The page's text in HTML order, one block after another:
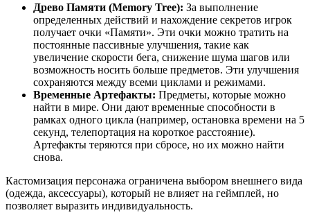
Древо Памяти (Memory Tree): За выполнение
определенных действий и нахождение секретов игрок
получает очки «Памяти». Эти очки можно тратить на
постоянные пассивные улучшения, такие как
увеличение скорости бега, снижение шума шагов или
возможность носить больше предметов. Эти улучшения
сохраняются между всеми циклами и режимами.
Временные Артефакты: Предметы, которые можно
найти в мире. Они дают временные способности в
рамках одного цикла (например, остановка времени на 5
секунд, телепортация на короткое расстояние).
Артефакты теряются при сбросе, но их можно найти
снова.
Кастомизация персонажа ограничена выбором внешнего вида
(одежда, аксессуары), который не влияет на геймплей, но
позволяет выразить индивидуальность.